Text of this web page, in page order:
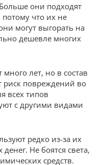
они подходят
потому что их не
могут выгорать на
дешевле многих
лет, но в состав
риск повреждений во
всех типов
с другими видами
редко из-за их
Не боятся света,
средств.